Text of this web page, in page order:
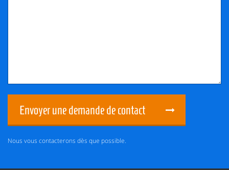
Envoyer une demande de contact
Nous vous contacterons dès que possible.